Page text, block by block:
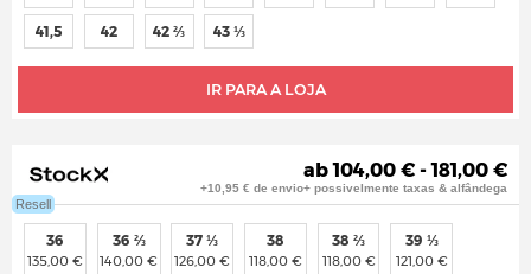
IR PARA A LOJA
41,5 42 42 ⅔ 43 ⅓
Resell
ab 104,00 € - 181,00 €
+10,95 € de envio+ possivelmente taxas & alfândega
36
135,00 €
36 ⅔
140,00 €
37 ⅓
126,00 €
38
118,00 €
38 ⅔
118,00 €
39 ⅓
121,00 €